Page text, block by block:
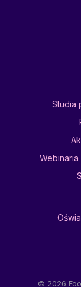
Studia
© 2026